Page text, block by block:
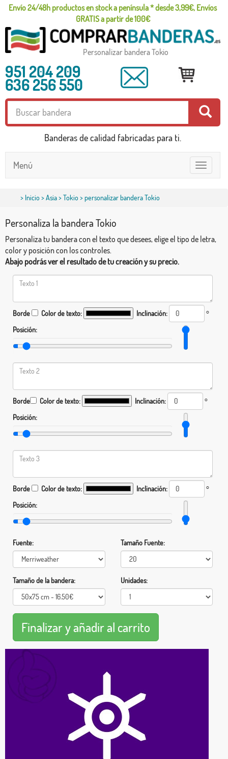
Envío 24/48h productos en stock a península * desde 3,99€, Envíos
GRATIS a partir de 100€
Personalizar bandera Tokio
951 204 209
636 256 550
Banderas de calidad fabricadas para ti.
Toggle
navigation
Menú
> Inicio>Asia>Tokio> personalizar bandera Tokio
Personaliza la bandera Tokio
Personaliza tu bandera con el texto que desees, elige el tipo de letra,
color y posición con los controles.
Abajo podrás ver el resultado de tu creación y su precio.
Borde Color de texto: Inclinación:
°
Posición:
Borde Color de texto: Inclinación:
°
Posición:
Borde Color de texto: Inclinación:
°
Posición:
Fuente: Tamaño Fuente:
Tamaño de la bandera: Unidades: